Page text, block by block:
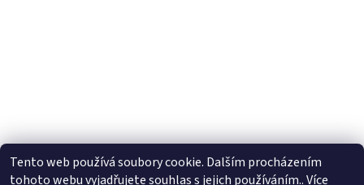
Tento web používá soubory cookie. Dalším procházením
tohoto webu vyjadřujete souhlas s jejich používáním.. Více